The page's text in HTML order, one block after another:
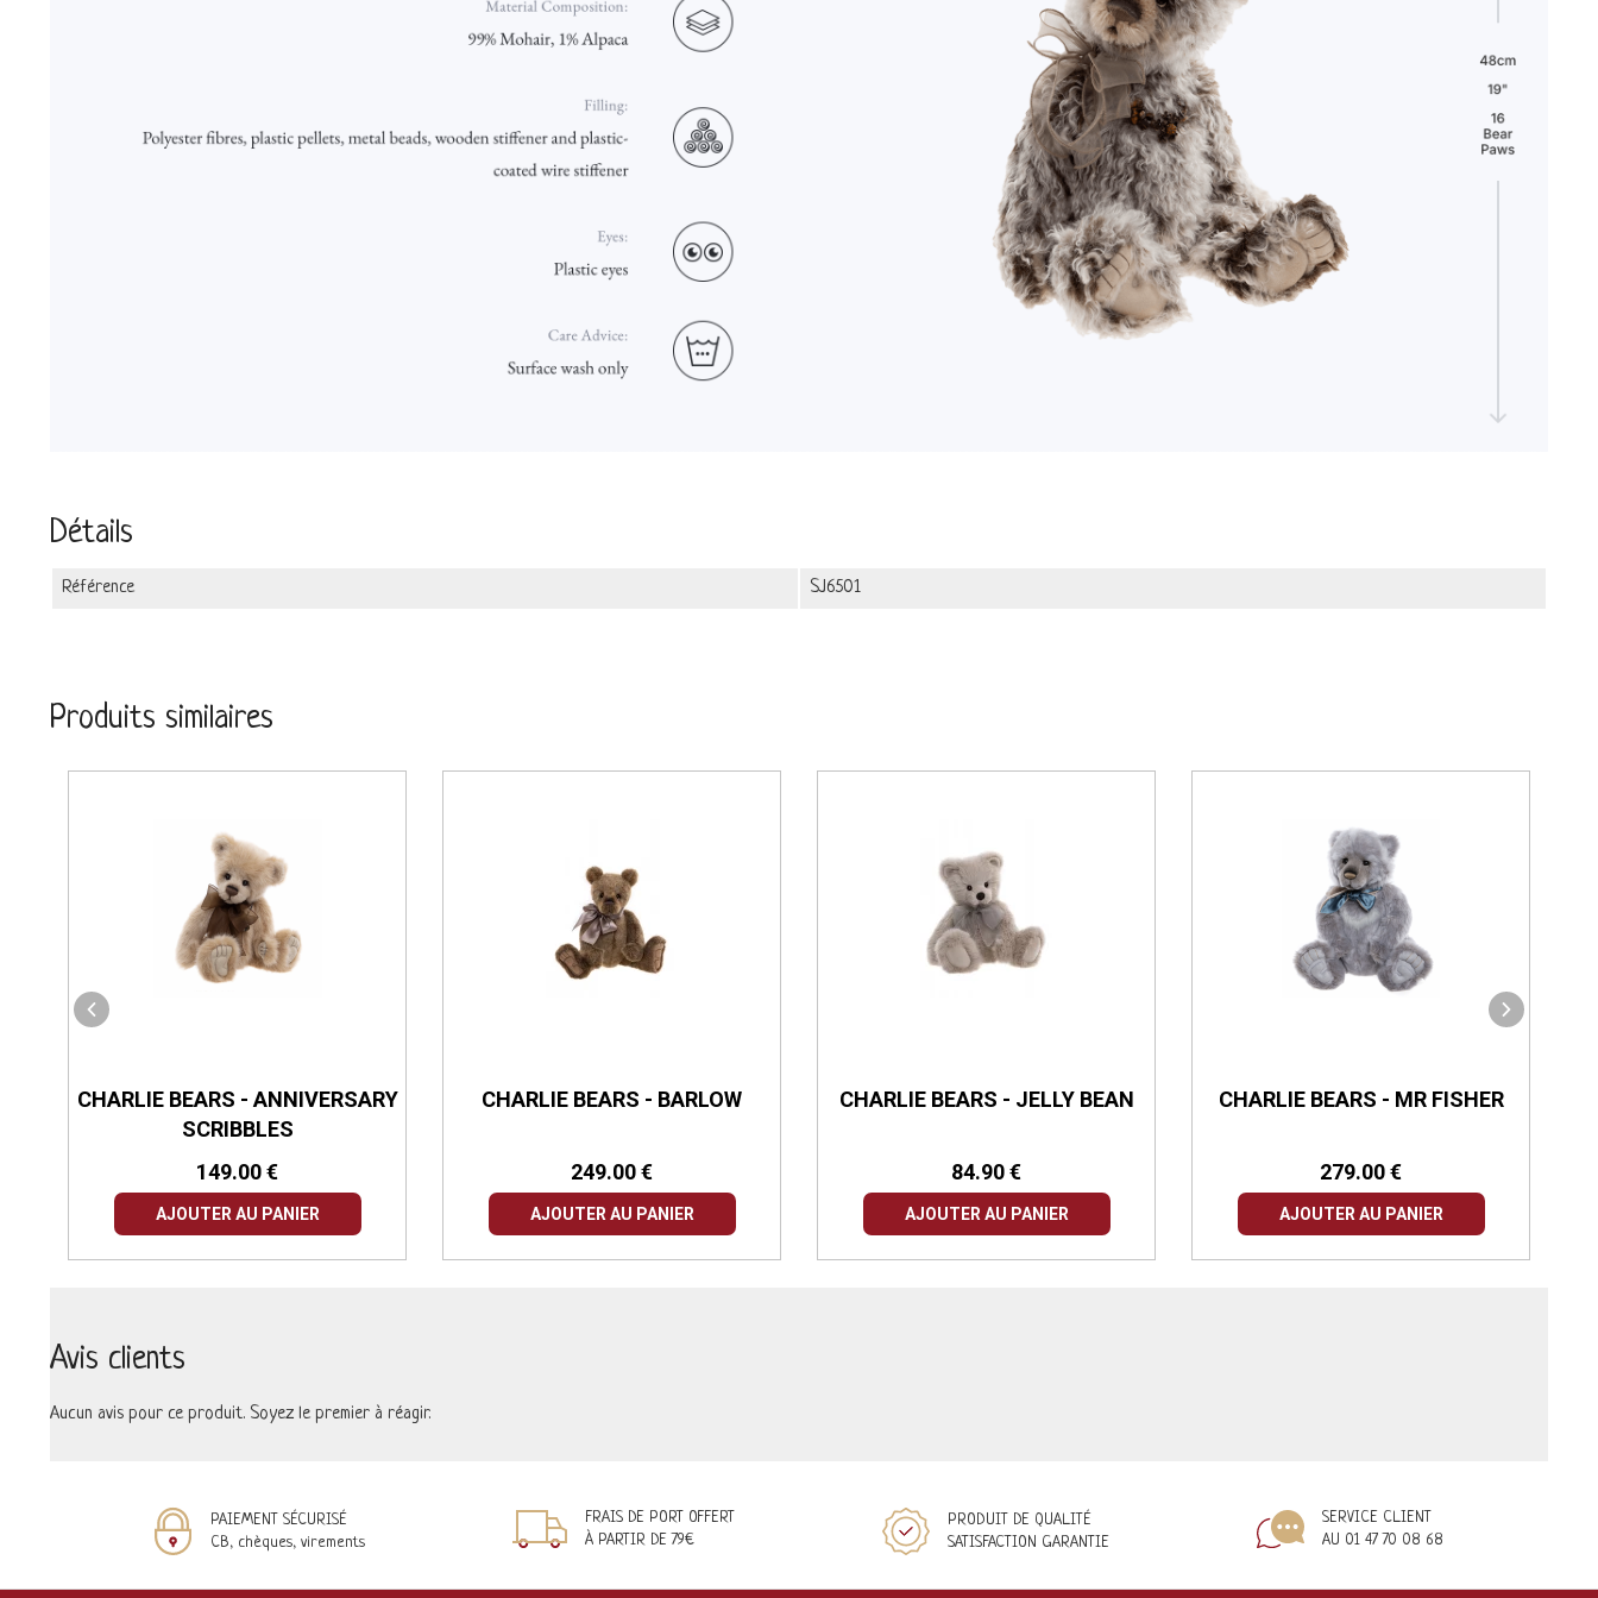
Détails
Référence SJ6501
Produits similaires
CHARLIE BEARS - ANNIVERSARY
SCRIBBLES
149.00 €
AJOUTER AU PANIER
CHARLIE BEARS - BARLOW
249.00 €
AJOUTER AU PANIER
CHARLIE BEARS - JELLY BEAN
84.90 €
AJOUTER AU PANIER
CHARLIE BEARS - MR FISHER
279.00 €
AJOUTER AU PANIER
Avis clients
Aucun avis pour ce produit. Soyez le premier à réagir.
PAIEMENT SÉCURISÉ
CB, chèques, virements
FRAIS DE PORT OFFERT
À PARTIR DE 79€
PRODUIT DE QUALITÉ
SATISFACTION GARANTIE
SERVICE CLIENT
AU 01 47 70 08 68